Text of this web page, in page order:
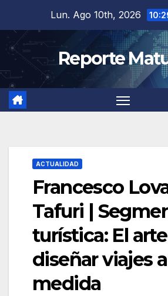
contenido
Lun. Ago 10th, 2026
Reporte
ACTUALIDAD
Francesco
Tafuri |
turística: El
diseñar viajes a
medida